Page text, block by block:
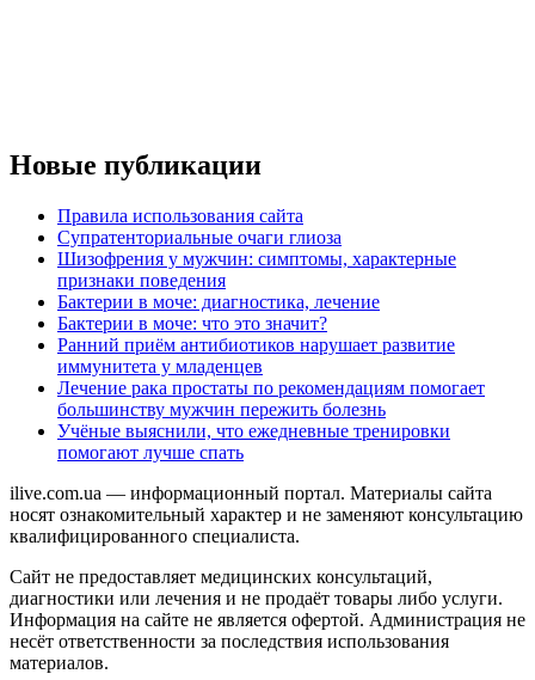
Новые публикации
Правила использования сайта
Супратенториальные очаги глиоза
Шизофрения у мужчин: симптомы, характерные
признаки поведения
Бактерии в моче: диагностика, лечение
Бактерии в моче: что это значит?
Ранний приём антибиотиков нарушает развитие
иммунитета у младенцев
Лечение рака простаты по рекомендациям помогает
большинству мужчин пережить болезнь
Учёные выяснили, что ежедневные тренировки
помогают лучше спать
ilive.com.ua — информационный портал. Материалы сайта
носят ознакомительный характер и не заменяют консультацию
квалифицированного специалиста.
Сайт не предоставляет медицинских консультаций,
диагностики или лечения и не продаёт товары либо услуги.
Информация на сайте не является офертой. Администрация не
несёт ответственности за последствия использования
материалов.